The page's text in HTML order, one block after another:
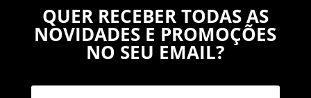
QUER RECEBER TODAS AS
NOVIDADES E PROMOÇÕES
NO SEU EMAIL?